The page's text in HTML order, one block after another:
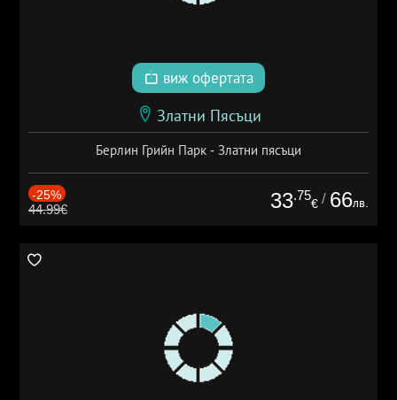
виж офертата
Златни Пясъци
Берлин Грийн Парк - Златни пясъци
-25%
44.99€ 33.75
€ / 66лв.